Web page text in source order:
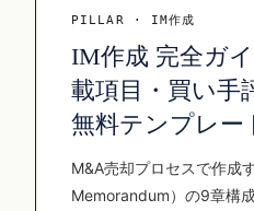
PILLAR · IM作成
IM作成 完全ガ
載項目・買い手
無料テンプレー
M&A売却プロセスで作成
Memorandum）の9章構